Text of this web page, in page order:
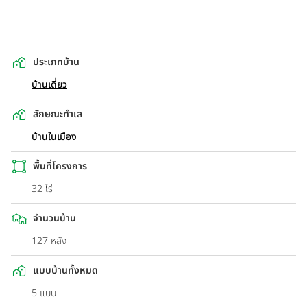
ประเภทบ้าน
บ้านเดี่ยว
ลักษณะทำเล
บ้านในเมือง
พื้นที่โครงการ
32 ไร่
จำนวนบ้าน
127 หลัง
แบบบ้านทั้งหมด
5 แบบ